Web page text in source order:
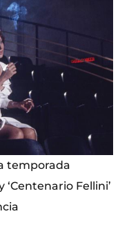
temporada
‘Centenario Fellini’